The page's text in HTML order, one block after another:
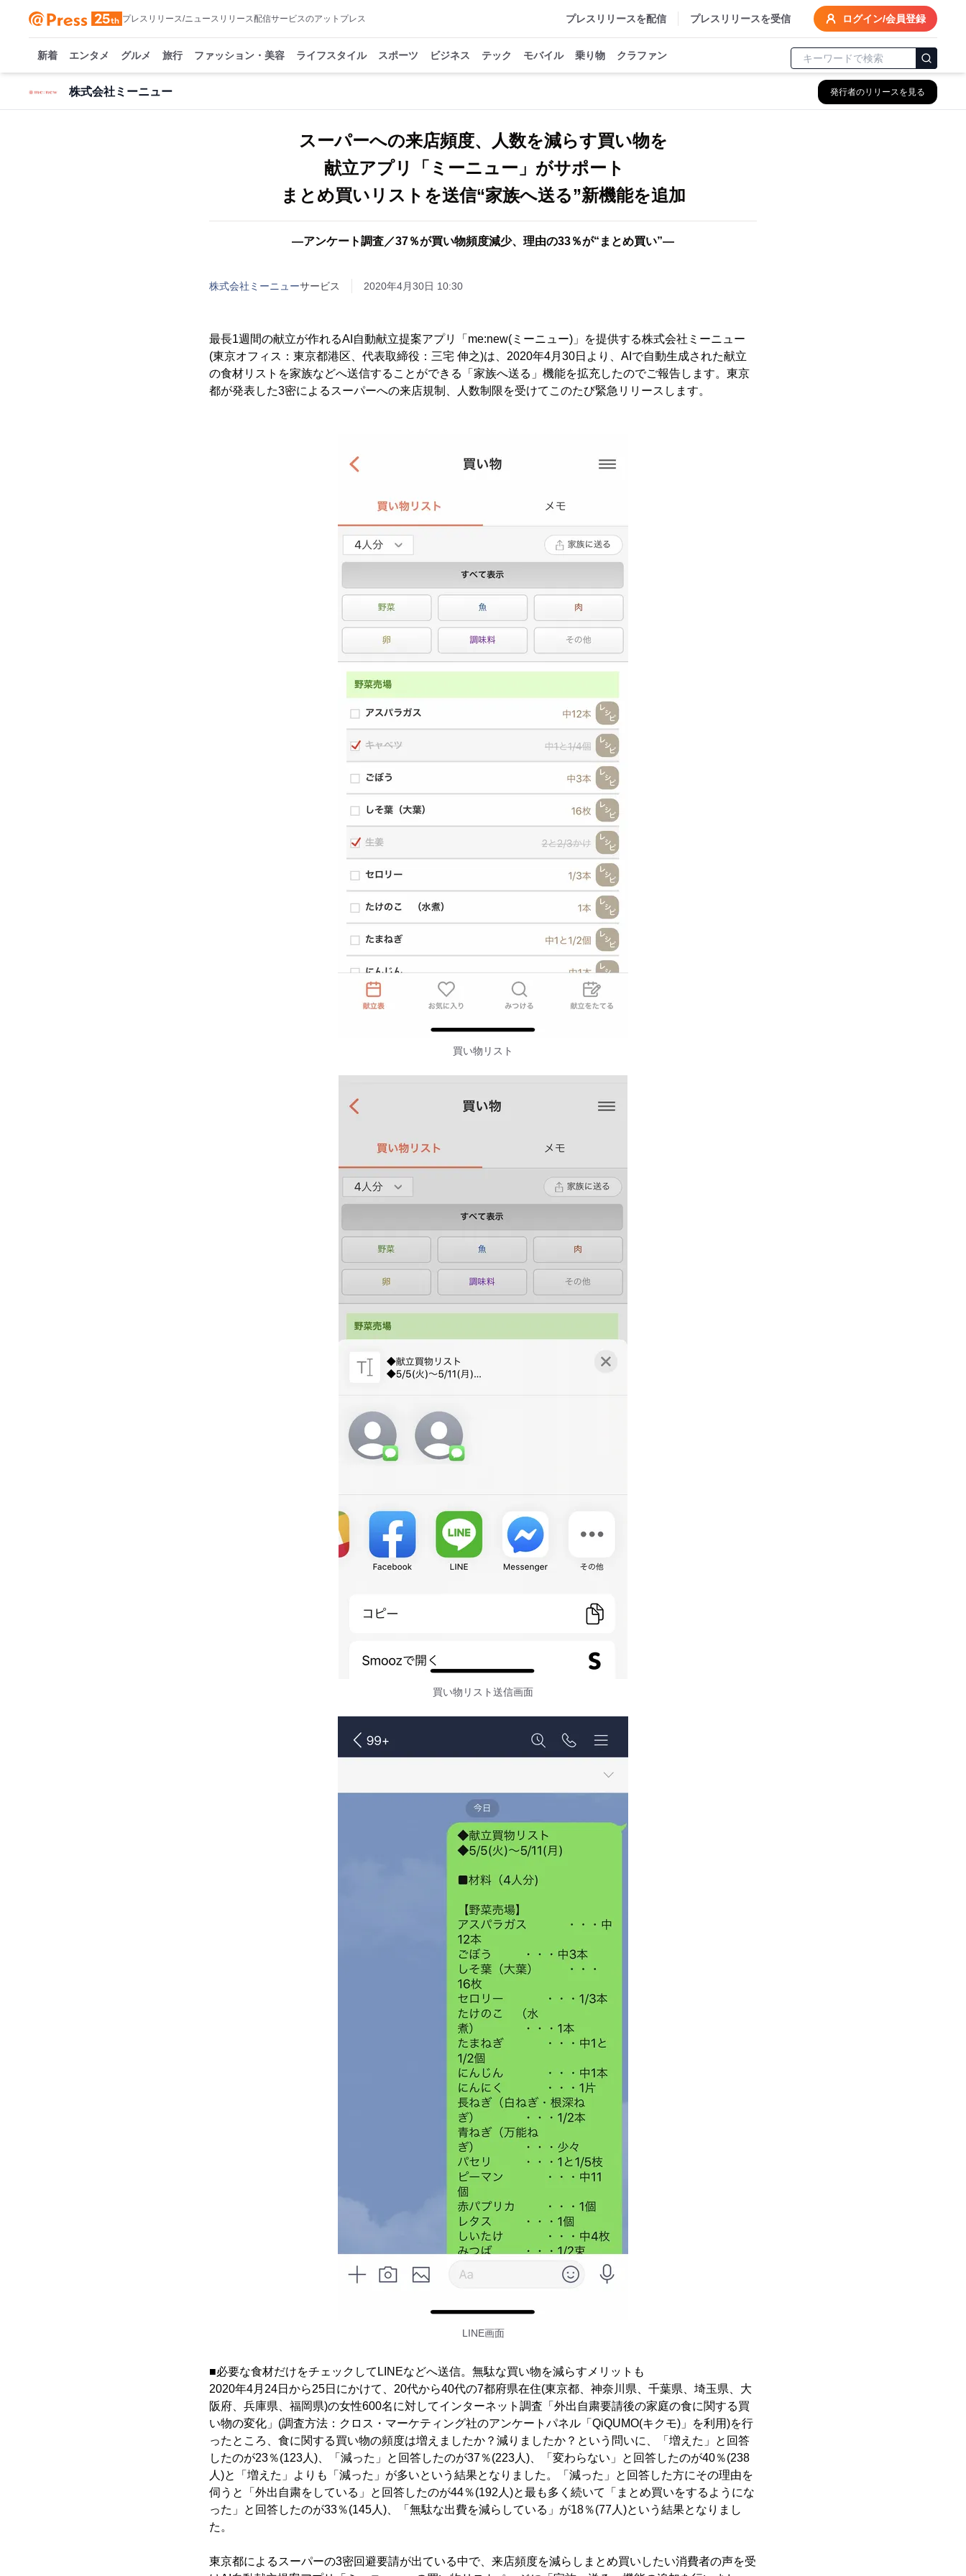
プレスリリース/ニュースリリース配信サービスのアットプレス プレスリリースを配信 プレスリリースを受信 ログイン/会員登録
新着 エンタメ グルメ 旅行 ファッション・美容 ライフスタイル スポーツ ビジネス テック モバイル 乗り物 クラファン
株式会社ミーニュー 発行者のリリースを見る
スーパーへの来店頻度、人数を減らす買い物を
献立アプリ「ミーニュー」がサポート
まとめ買いリストを送信“家族へ送る”新機能を追加
―アンケート調査／37％が買い物頻度減少、理由の33％が“まとめ買い”―
株式会社ミーニューサービス 2020年4月30日 10:30
最長1週間の献立が作れるAI自動献立提案アプリ「me:new(ミーニュー)」を提供する株式会社ミーニュー
(東京オフィス：東京都港区、代表取締役：三宅 伸之)は、2020年4月30日より、AIで自動生成された献立
の食材リストを家族などへ送信することができる「家族へ送る」機能を拡充したのでご報告します。東京
都が発表した3密によるスーパーへの来店規制、人数制限を受けてこのたび緊急リリースします。
買い物リスト
買い物リスト送信画面
LINE画面
■必要な食材だけをチェックしてLINEなどへ送信。無駄な買い物を減らすメリットも
2020年4月24日から25日にかけて、20代から40代の7都府県在住(東京都、神奈川県、千葉県、埼玉県、大
阪府、兵庫県、福岡県)の女性600名に対してインターネット調査「外出自粛要請後の家庭の食に関する買
い物の変化」(調査方法：クロス・マーケティング社のアンケートパネル「QiQUMO(キクモ)」を利用)を行
ったところ、食に関する買い物の頻度は増えましたか？減りましたか？という問いに、「増えた」と回答
したのが23％(123人)、「減った」と回答したのが37％(223人)、「変わらない」と回答したのが40％(238
人)と「増えた」よりも「減った」が多いという結果となりました。「減った」と回答した方にその理由を
伺うと「外出自粛をしている」と回答したのが44％(192人)と最も多く続いて「まとめ買いをするようにな
った」と回答したのが33％(145人)、「無駄な出費を減らしている」が18％(77人)という結果となりまし
た。
東京都によるスーパーの3密回避要請が出ている中で、来店頻度を減らしまとめ買いしたい消費者の声を受